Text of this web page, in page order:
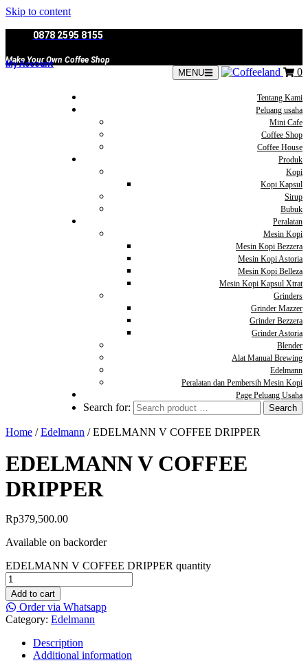
Skip to content
0878 2595 8155
Make Your Own Coffee Shop
My Account
MENU 0
Tentang Kami
Peluang usaha
Mini Cafe
Coffee Shop
Coffee House
Produk
Kopi
Kopi Kapsul
Sirup
Bubuk
Peralatan
Mesin Kopi
Mesin Kopi Bezzera
Mesin Kopi Astoria
Mesin Kopi Belleza
Mesin Kopi Kapsul Xtrat
Grinders
Grinder Mazzer
Grinder Bezzera
Grinder Astoria
Blender
Alat Manual Brewing
Edelmann
Peralatan dan Pembersih Mesin Kopi
Page Peluang Usaha
Search for:
Home /Edelmann / EDELMANN V COFFEE DRIPPER
EDELMANN V COFFEE
DRIPPER
Rp379,500.00
Available on backorder
EDELMANN V COFFEE DRIPPER quantity
Add to cart
Order via Whatsapp
Category: Edelmann
Description
Additional information